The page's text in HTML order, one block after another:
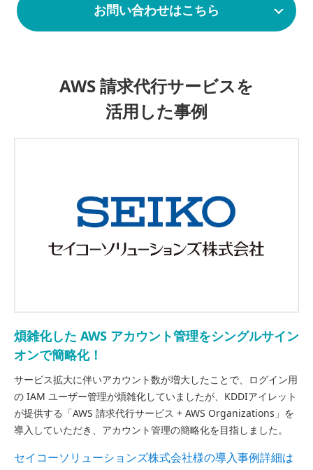
お問い合わせはこちら
AWS 請求代行サービスを
活用した事例
煩雑化した AWS アカウント管理をシングルサイン
オンで簡略化！
サービス拡大に伴いアカウント数が増大したことで、ログイン用
の IAM ユーザー管理が煩雑化していましたが、KDDIアイレット
が提供する「AWS 請求代行サービス + AWS Organizations」を
導入していただき、アカウント管理の簡略化を目指しました。
セイコーソリューションズ株式会社様の導入事例詳細は